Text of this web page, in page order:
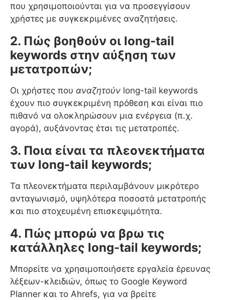
που χρησιμοποιούνται για να προσεγγίσουν
χρήστες με συγκεκριμένες αναζητήσεις.
2. Πώς βοηθούν οι long-tail
keywords στην αύξηση των
μετατροπών;
Οι χρήστες που αναζητούν long-tail keywords
έχουν πιο συγκεκριμένη πρόθεση και είναι πιο
πιθανό να ολοκληρώσουν μια ενέργεια (π.χ.
αγορά), αυξάνοντας έτσι τις μετατροπές.
3. Ποια είναι τα πλεονεκτήματα
των long-tail keywords;
Τα πλεονεκτήματα περιλαμβάνουν μικρότερο
ανταγωνισμό, υψηλότερα ποσοστά μετατροπής
και πιο στοχευμένη επισκεψιμότητα.
4. Πώς μπορώ να βρω τις
κατάλληλες long-tail keywords;
Μπορείτε να χρησιμοποιήσετε εργαλεία έρευνας
λέξεων-κλειδιών, όπως το Google Keyword
Planner και το Ahrefs, για να βρείτε